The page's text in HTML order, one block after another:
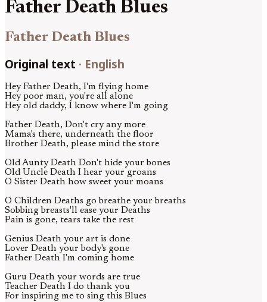
Father Death Blues
Father Death Blues
Original text · English
Hey Father Death, I'm flying home
Hey poor man, you're all alone
Hey old daddy, I know where I'm going
Father Death, Don't cry any more
Mama's there, underneath the floor
Brother Death, please mind the store
Old Aunty Death Don't hide your bones
Old Uncle Death I hear your groans
O Sister Death how sweet your moans
O Children Deaths go breathe your breaths
Sobbing breasts'll ease your Deaths
Pain is gone, tears take the rest
Genius Death your art is done
Lover Death your body's gone
Father Death I'm coming home
Guru Death your words are true
Teacher Death I do thank you
For inspiring me to sing this Blues